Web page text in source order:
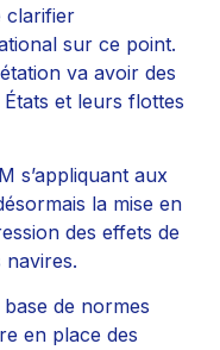
clarifier
sur ce point.
va avoir des
et leurs flottes
s’appliquant aux
la mise en
des effets de
navires.
de normes
en place des